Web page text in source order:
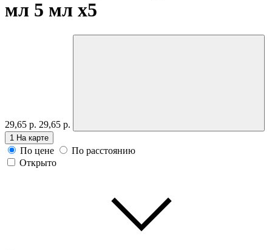
мл 5 мл x5
29,65 р. 29,65 р.
1 На карте
По цене
По расстоянию
Открыто